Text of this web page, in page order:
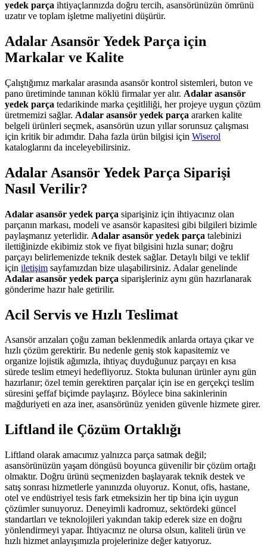
yedek parça ihtiyaçlarınızda doğru tercih, asansörünüzün ömrünü
uzatır ve toplam işletme maliyetini düşürür.
Adalar Asansör Yedek Parça için
Markalar ve Kalite
Çalıştığımız markalar arasında asansör kontrol sistemleri, buton ve
pano üretiminde tanınan köklü firmalar yer alır. Adalar asansör
yedek parça tedarikinde marka çeşitliliği, her projeye uygun çözüm
üretmemizi sağlar. Adalar asansör yedek parça ararken kalite
belgeli ürünleri seçmek, asansörün uzun yıllar sorunsuz çalışması
için kritik bir adımdır. Daha fazla ürün bilgisi için Wiserol
kataloglarını da inceleyebilirsiniz.
Adalar Asansör Yedek Parça Siparişi
Nasıl Verilir?
Adalar asansör yedek parça siparişiniz için ihtiyacınız olan
parçanın markası, modeli ve asansör kapasitesi gibi bilgileri bizimle
paylaşmanız yeterlidir. Adalar asansör yedek parça talebinizi
ilettiğinizde ekibimiz stok ve fiyat bilgisini hızla sunar; doğru
parçayı belirlemenizde teknik destek sağlar. Detaylı bilgi ve teklif
için iletişim sayfamızdan bize ulaşabilirsiniz. Adalar genelinde
Adalar asansör yedek parça siparişleriniz aynı gün hazırlanarak
gönderime hazır hale getirilir.
Acil Servis ve Hızlı Teslimat
Asansör arızaları çoğu zaman beklenmedik anlarda ortaya çıkar ve
hızlı çözüm gerektirir. Bu nedenle geniş stok kapasitemiz ve
organize lojistik ağımızla, ihtiyaç duyduğunuz parçayı en kısa
sürede teslim etmeyi hedefliyoruz. Stokta bulunan ürünler aynı gün
hazırlanır; özel temin gerektiren parçalar için ise en gerçekçi teslim
süresini şeffaf biçimde paylaşırız. Böylece bina sakinlerinin
mağduriyeti en aza iner, asansörünüz yeniden güvenle hizmete girer.
Liftland ile Çözüm Ortaklığı
Liftland olarak amacımız yalnızca parça satmak değil;
asansörünüzün yaşam döngüsü boyunca güvenilir bir çözüm ortağı
olmaktır. Doğru ürünü seçmenizden başlayarak teknik destek ve
satış sonrası hizmetlerle yanınızda oluyoruz. Konut, ofis, hastane,
otel ve endüstriyel tesis fark etmeksizin her tip bina için uygun
çözümler sunuyoruz. Deneyimli kadromuz, sektördeki güncel
standartları ve teknolojileri yakından takip ederek size en doğru
yönlendirmeyi yapar. İhtiyacınız ne olursa olsun, kaliteli ürün ve
hızlı hizmet anlayışımızla projelerinize değer katıyoruz.